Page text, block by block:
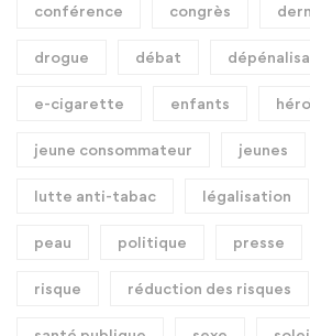
conférence congrès
drogue débat
e-cigarette enfants
jeune consommateur jeunes
lutte anti-tabac légalisation
peau politique presse
risque réduction des risques